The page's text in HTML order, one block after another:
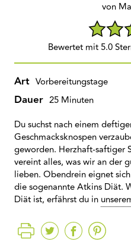
von
Bewertet mit 5.0
Art Vorbereitungstage
Dauer 25 Minuten
Du suchst nach einem
Geschmacksknospen
geworden. Herzhaft-saftiger
vereint alles, was wir an der
lieben. Obendrein eignet
die sogenannte Atkins Diät.
Diät ist, erfährst du in